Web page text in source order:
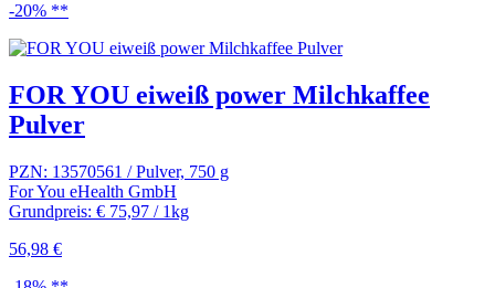
-20% **
FOR YOU eiweiß power Milchkaffee
Pulver
PZN: 13570561 / Pulver, 750 g
For You eHealth GmbH
Grundpreis: € 75,97 / 1kg
56,98 €